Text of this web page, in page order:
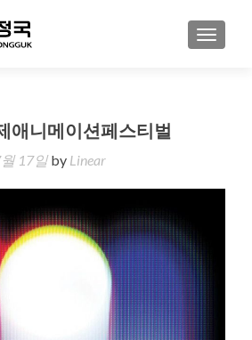
MENU
애니메이션페스티벌
17일by Linear